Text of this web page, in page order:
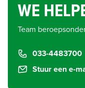
WE
Team
033-4483700
Stuur een e-